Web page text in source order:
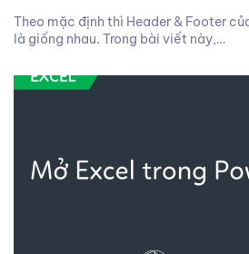
Theo mặc định thì Header & Footer
là giống nhau. Trong bài viết này,…